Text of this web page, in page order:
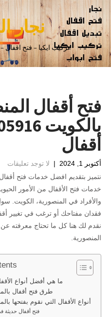
نجار
تركيب ايكيا – فتح اقفال
فتح أقفال
أقفال
أكتوبر 1, 2024 | لا توجد تعليقات
نتميز بتقديم افضل خدمات فتح
خدمات فتح الأقفال من الأمور
والأفراد في المنصورية، الكويت.
فقدان مفتاحك أو ترغب في تغيير
نقدم لك هنا كل ما تحتاج معرفته
المنصورية.
ما هي أفضل أنواع
طرق فتح أقفال
أنواع الأقفال التي نقوم بفتحها
فتح أقفال حديثة